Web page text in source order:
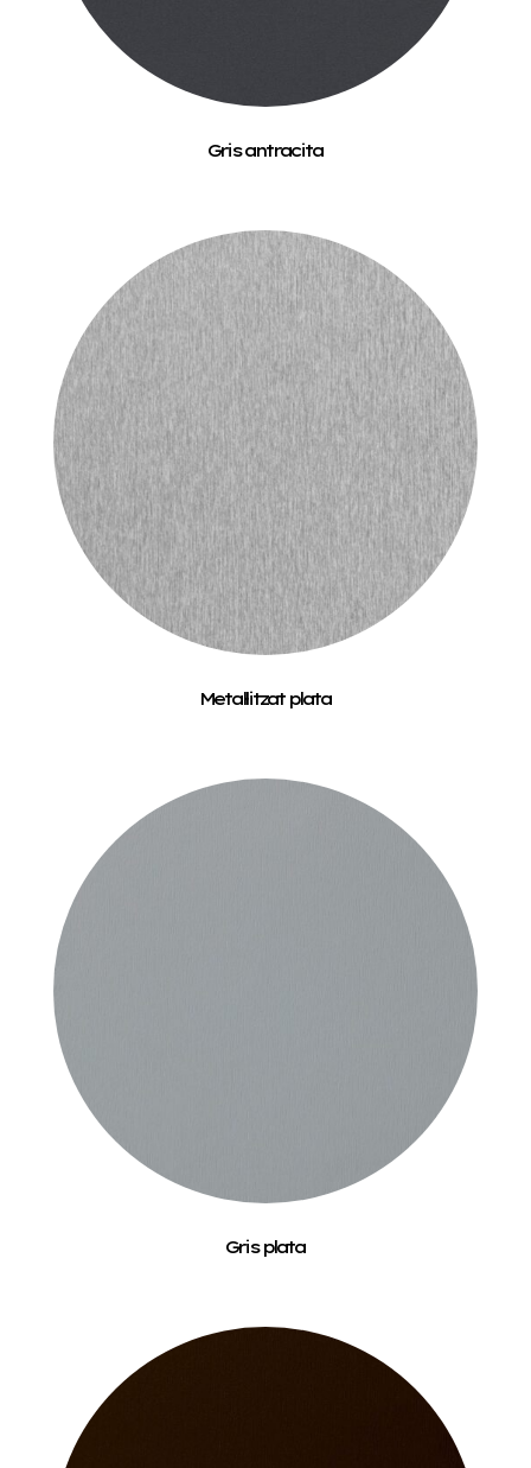
Gris antracita
Metal·litzat plata
Gris plata